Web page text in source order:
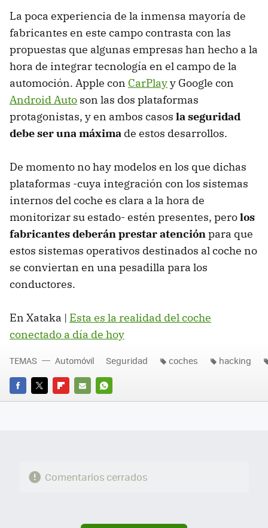
La poca experiencia de la inmensa mayoría de
fabricantes en este campo contrasta con las
propuestas que algunas empresas han hecho a la
hora de integrar tecnología en el campo de la
automoción. Apple con CarPlayy Google con
Android Auto son las dos plataformas
protagonistas, y en ambos casos la seguridad
debe ser una máxima de estos desarrollos.
De momento no hay modelos en los que dichas
plataformas -cuya integración con los sistemas
internos del coche es clara a la hora de
monitorizar su estado- estén presentes, perolos
fabricantes deberán prestar atenciónpara que
estos sistemas operativos destinados al coche no
se conviertan en una pesadilla para los
conductores.
En Xataka | Esta es la realidad del coche
conectado a día de hoy
FACEBOOK
TWITTERFLIPBOARD
E-
WHATSAPP
TEMAS Automóvil Seguridad coches hacking
Comentarios cerrados